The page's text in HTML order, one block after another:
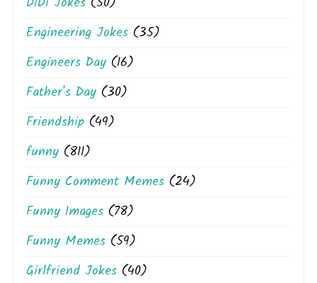
Engineering Jokes (35)
Engineers Day (16)
Father's Day (30)
Friendship (49)
funny (811)
Funny Comment Memes (24)
Funny Images (78)
Funny Memes (59)
Girlfriend Jokes (40)